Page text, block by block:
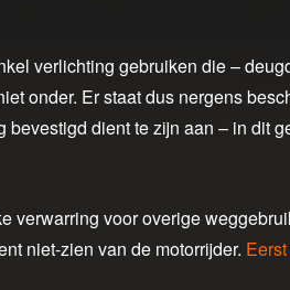
verlichting gebruiken die –
onder. Er staat dus nergens
dient te zijn aan – in dit
verwarring voor overige
niet-zien van de motorrijder.